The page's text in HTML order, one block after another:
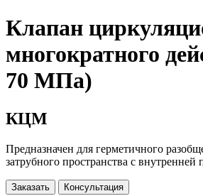
Клапан
многократного
70 МПа)
КЦМ
Предназначен для герметичного
затрубного пространства с
Заказать Консультация